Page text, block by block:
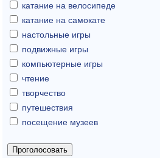
катание на велосипеде
катание на самокате
настольные игры
подвижные игры
компьютерные игры
чтение
творчество
путешествия
посещение музеев